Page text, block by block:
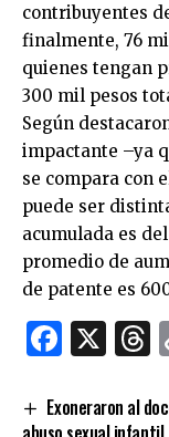
contribuyentes
finalmente, 76
quienes tengan
300 mil pesos
Según
impactante –ya
se compara con
puede ser
acumulada es
promedio de
de patente es
X
Exoneraron al